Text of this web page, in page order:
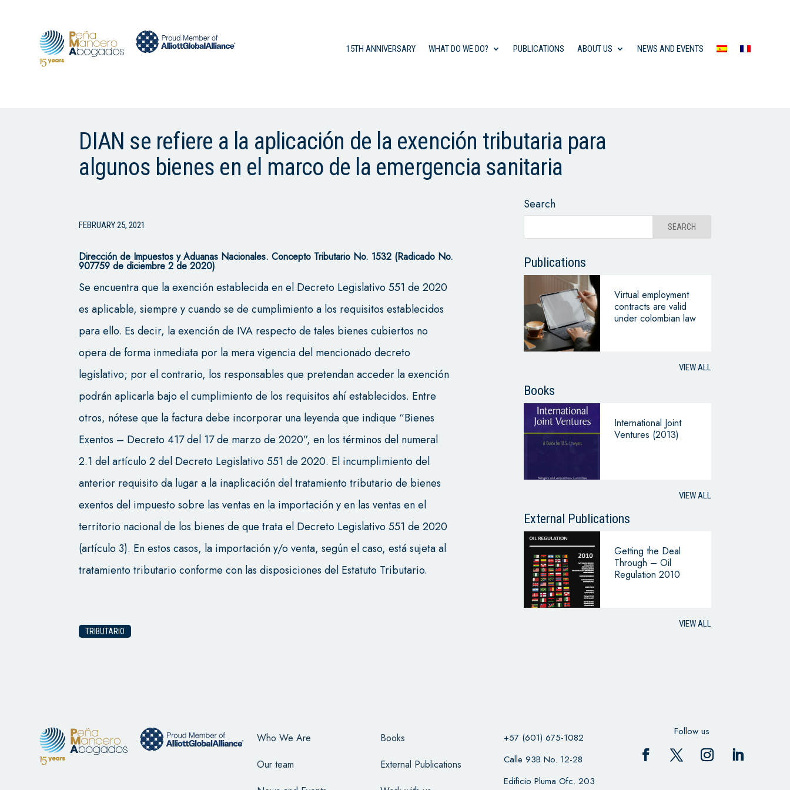
15TH ANNIVERSARY WHAT DO WE DO? PUBLICATIONS ABOUT US NEWS AND EVENTS
DIAN se refiere a la aplicación de la exención tributaria para
algunos bienes en el marco de la emergencia sanitaria
FEBRUARY 25, 2021
Dirección de Impuestos y Aduanas Nacionales.Concepto Tributario No. 1532 (Radicado No.
907759 de diciembre 2 de 2020)
Se encuentra que la exención establecida en el Decreto Legislativo 551 de 2020
es aplicable, siempre y cuando se de cumplimiento a los requisitos establecidos
para ello. Es decir, la exención de IVA respecto de tales bienes cubiertos no
opera de forma inmediata por la mera vigencia del mencionado decreto
legislativo; por el contrario, los responsables que pretendan acceder la exención
podrán aplicarla bajo el cumplimiento de los requisitos ahí establecidos. Entre
otros, nótese que la factura debe incorporar una leyenda que indique “Bienes
Exentos – Decreto 417 del 17 de marzo de 2020”, en los términos del numeral
2.1 del artículo 2 del Decreto Legislativo 551 de 2020. El incumplimiento del
anterior requisito da lugar a la inaplicación del tratamiento tributario de bienes
exentos del impuesto sobre las ventas en la importación y en las ventas en el
territorio nacional de los bienes de que trata el Decreto Legislativo 551 de 2020
(artículo 3). En estos casos, la importación y/o venta, según el caso, está sujeta al
tratamiento tributario conforme con las disposiciones del Estatuto Tributario.
TRIBUTARIO
Search
Publications
Virtual employment
contracts are valid
under colombian law
VIEW ALL
Books
International Joint
Ventures (2013)
VIEW ALL
External Publications
Getting the Deal
Through – Oil
Regulation 2010
VIEW ALL
Who We Are
Our team
Books
External Publications
+57 (601) 675-1082
Calle 93B No. 12-28
Edificio Pluma Ofc. 203
Follow us